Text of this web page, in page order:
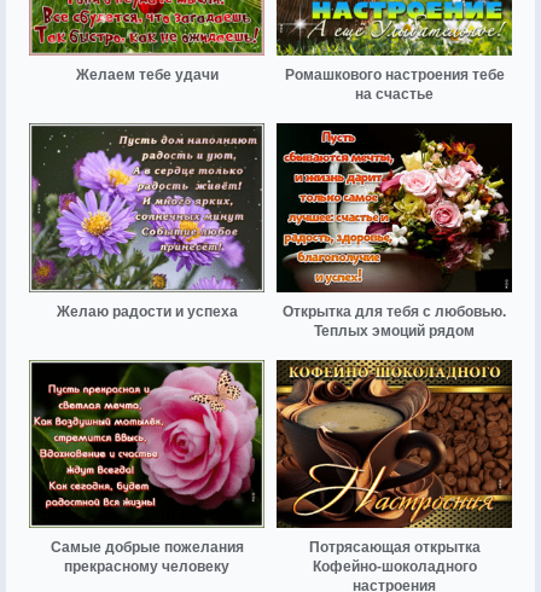
Желаем тебе удачи
Ромашкового настроения тебе
на счастье
Желаю радости и успеха
Открытка для тебя с любовью.
Теплых эмоций рядом
Самые добрые пожелания
прекрасному человеку
Потрясающая открытка
Кофейно-шоколадного
настроения